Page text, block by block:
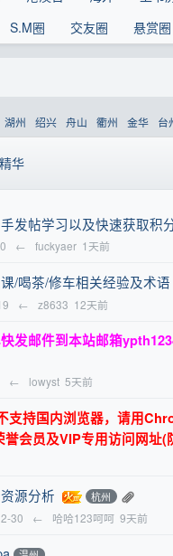
S.M圈 交友圈 悬赏圈
湖州 绍兴 舟山 衢州 金华 台
精华
发帖学习以及快速获取积
← fuckyaer 1天前
课/喝茶/修车相关经验及术语
← z8633 12天前
发邮件到本站邮箱
← lowyst 5天前
支持国内浏览器，请用
会员及VIP专用访问网址(
源分析 杭州
30 ← 哈哈123呵呵 9天前